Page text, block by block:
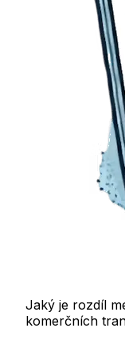
Jaký je rozdíl
komerčních